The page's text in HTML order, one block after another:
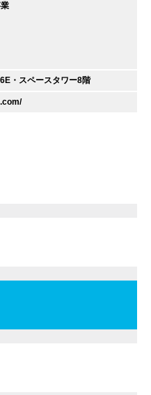
・スペースタワー8階